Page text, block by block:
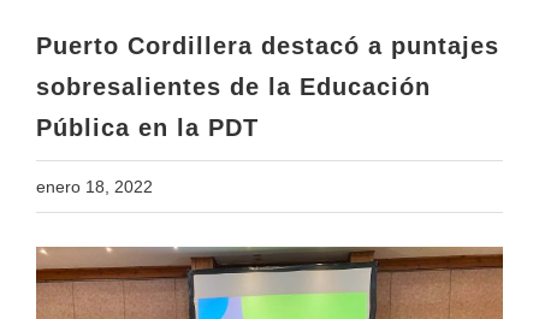
Puerto Cordillera destacó a puntajes
sobresalientes de la Educación
Pública en la PDT
enero 18, 2022
View
Larger